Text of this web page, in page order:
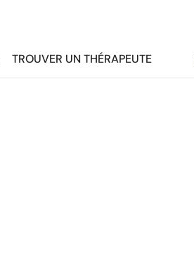
TROUVER UN THÉRAPEUTE